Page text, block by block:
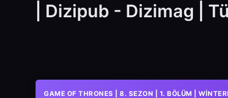
| Dizipub - Dizimag |
GAME OF THRONES | 8. SEZON | 1. BÖLÜM |